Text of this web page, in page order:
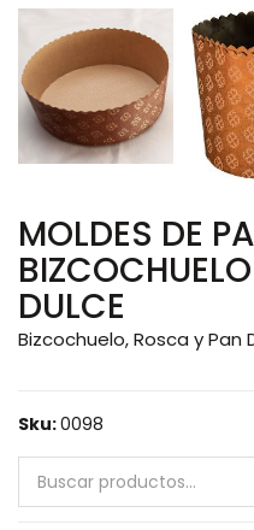
MOLDES DE
DULCE
Bizcochuelo, Rosca y Pan
Sku:0098
Buscar